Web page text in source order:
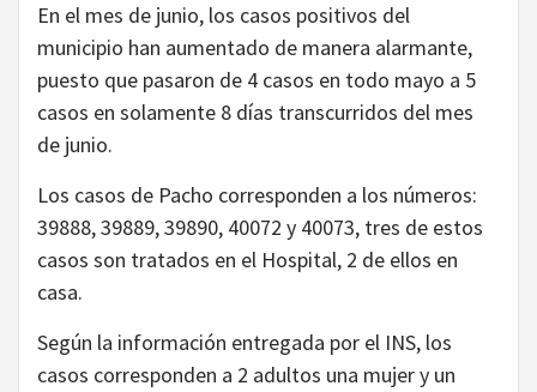
En el mes de junio, los casos positivos del
municipio han aumentado de manera alarmante,
puesto que pasaron de 4 casos en todo mayo a 5
casos en solamente 8 días transcurridos del mes
de junio.
Los casos de Pacho corresponden a los números:
39888, 39889, 39890, 40072 y 40073, tres de estos
casos son tratados en el Hospital, 2 de ellos en
casa.
Según la información entregada por el INS, los
casos corresponden a 2 adultos una mujer y un